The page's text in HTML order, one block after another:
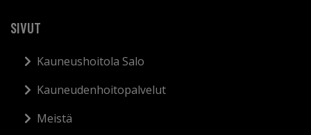
SIVUT
Kauneushoitola Salo
Kauneudenhoitopalvelut
Meistä